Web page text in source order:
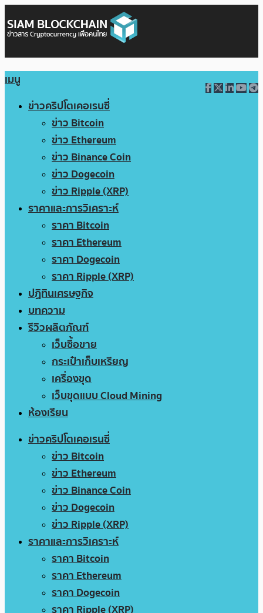
เมนู
ข่าวคริปโตเคอเรนซี่
ข่าว Bitcoin
ข่าว Ethereum
ข่าว Binance Coin
ข่าว Dogecoin
ข่าว Ripple (XRP)
ราคาและการวิเคราะห์
ราคา Bitcoin
ราคา Ethereum
ราคา Dogecoin
ราคา Ripple (XRP)
ปฏิทินเศรษฐกิจ
บทความ
รีวิวผลิตภัณฑ์
เว็บซื้อขาย
กระเป๋าเก็บเหรียญ
เครื่องขุด
เว็บขุดแบบ Cloud Mining
ห้องเรียน
ข่าวคริปโตเคอเรนซี่
ข่าว Bitcoin
ข่าว Ethereum
ข่าว Binance Coin
ข่าว Dogecoin
ข่าว Ripple (XRP)
ราคาและการวิเคราะห์
ราคา Bitcoin
ราคา Ethereum
ราคา Dogecoin